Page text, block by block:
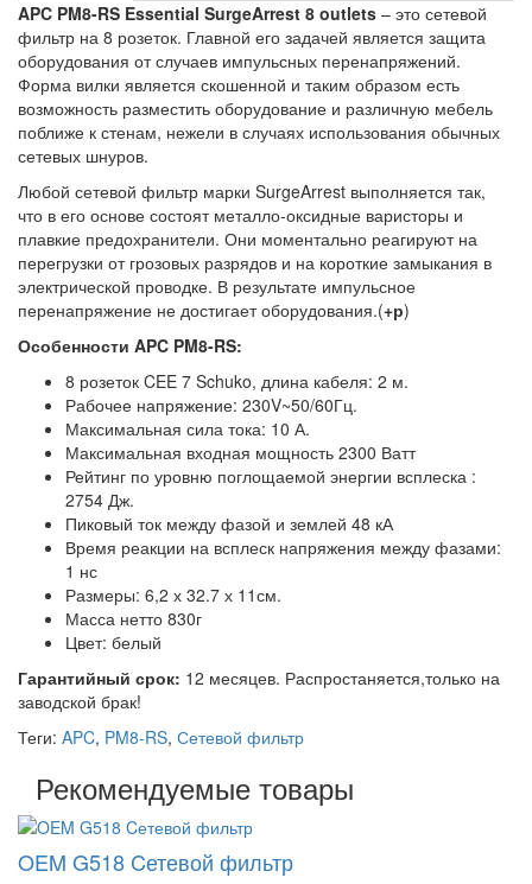
APC PM8-RS Essential SurgeArrest 8 outlets – это сетевой
фильтр на 8 розеток. Главной его задачей является защита
оборудования от случаев импульсных перенапряжений.
Форма вилки является скошенной и таким образом есть
возможность разместить оборудование и различную мебель
поближе к стенам, нежели в случаях использования обычных
сетевых шнуров.
Любой сетевой фильтр марки SurgeArrest выполняется так,
что в его основе состоят металло-оксидные варисторы и
плавкие предохранители. Они моментально реагируют на
перегрузки от грозовых разрядов и на короткие замыкания в
электрической проводке. В результате импульсное
перенапряжение не достигает оборудования.(+р)
Особенности APC PM8-RS:
8 розеток CEE 7 Schuko, длина кабеля: 2 м.
Рабочее напряжение: 230V~50/60Гц.
Максимальная сила тока: 10 А.
Максимальная входная мощность 2300 Ватт
Рейтинг по уровню поглощаемой энергии всплеска :
2754 Дж.
Пиковый ток между фазой и землей 48 кА
Время реакции на всплеск напряжения между фазами:
1 нс
Размеры: 6,2 х 32.7 х 11см.
Масса нетто 830г
Цвет: белый
Гарантийный срок: 12 месяцев. Распростаняется,только на
заводской брак!
Теги: APC, PM8-RS, Сетевой фильтр
Рекомендуемые товары
OEM G518 Cетевой фильтр